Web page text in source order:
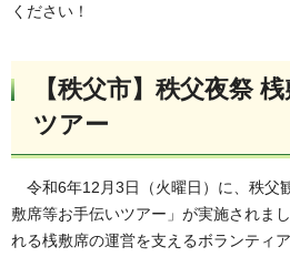
ください！
【秩父市】秩父夜祭
ツアー
令和6年12月3日（火曜日）に、秩父
敷席等お手伝いツアー」が実施されま
れる桟敷席の運営を支えるボランティア